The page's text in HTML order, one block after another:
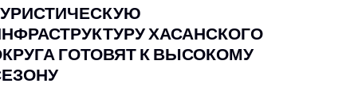
ХАСАНСКОГО
ГОТОВЯТ К ВЫСОКОМУ